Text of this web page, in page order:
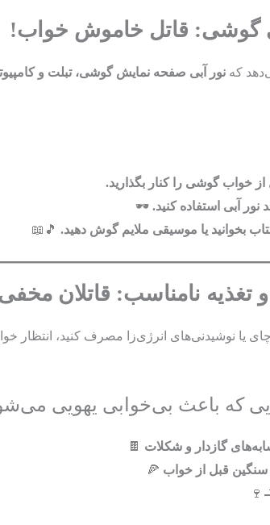
گوشی: قاتل خاموش خواب!
که نور آبی صفحه نمایش گوشی، تبلت و
خواب گوشی را کنار بگذارید.
آبی استفاده کنید.🕶️
بخوانید یا موسیقی ملایم گوش دهید.🎵📖
و تغذیه نامناسب: قاتلان
یا نوشیدنی‌های انرژی‌زا مصرف کنید، انتظار
که باعث بی‌خوابی یهویی
گازدار و شکلات 🍫
قبل از خواب 🍕